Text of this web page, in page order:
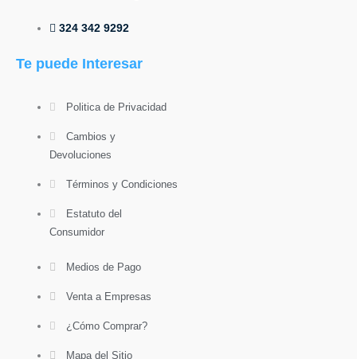
324 342 9292
Te puede Interesar
Politica de Privacidad
Cambios y
Devoluciones
Términos y Condiciones
Estatuto del
Consumidor
Medios de Pago
Venta a Empresas
¿Cómo Comprar?
Mapa del Sitio